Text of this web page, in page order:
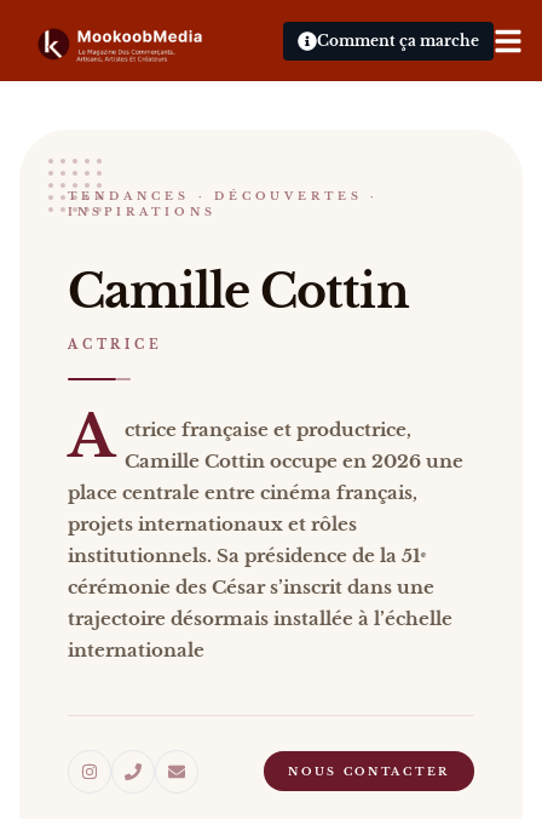
Comment ça marche
Camille Cottin
ACTRICE
Camille Cottin Actrice française et productrice,
Catalogue :presse, vidéos .
TENDANCES · DÉCOUVERTES ·
INSPIRATIONS
Camille Cottin
ACTRICE
A ctrice française et productrice,
Camille Cottin occupe en 2026 une
place centrale entre cinéma français,
projets internationaux et rôles
institutionnels. Sa présidence de la 51ᵉ
cérémonie des César s’inscrit dans une
trajectoire désormais installée à l’échelle
internationale
NOUS CONTACTER